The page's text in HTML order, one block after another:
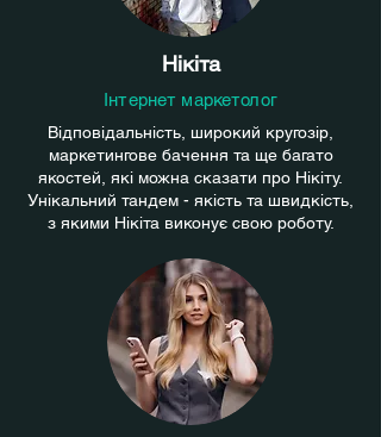
Нікіта
Інтернет маркетолог
Відповідальність, широкий кругозір,
маркетингове бачення та ще багато
якостей, які можна сказати про Нікіту.
Унікальний тандем - якість та швидкість,
з якими Нікіта виконує свою роботу.